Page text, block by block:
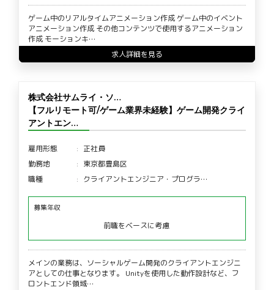
ゲーム中のリアルタイムアニメーション作成 ゲーム中のイベント
アニメーション作成 その他コンテンツで使用するアニメーション
作成 モーションキ…
求人詳細を見る
株式会社サムライ・ソ…
【フルリモート可/ゲーム業界未経験】ゲーム開発クライ
アントエン…
雇用形態
正社員
勤務地
東京都豊島区
職種
クライアントエンジニア・プログラ…
募集年収
前職をベースに考慮
メインの業務は、ソーシャルゲーム開発のクライアントエンジニ
アとしての仕事となります。 Unityを使用した動作設計など、フ
ロントエンド領域…